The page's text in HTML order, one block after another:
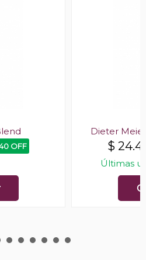
OFF
Dieter
$
Últimas